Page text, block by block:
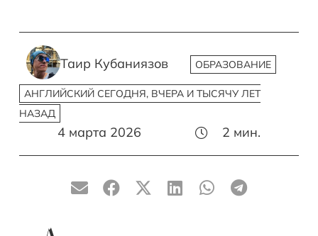
Таир Кубаниязов ОБРАЗОВАНИЕ
АНГЛИЙСКИЙ СЕГОДНЯ, ВЧЕРА И ТЫСЯЧУ ЛЕТ
НАЗАД
4 марта 2026 2 мин.